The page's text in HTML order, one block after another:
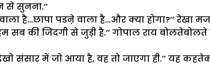
से सुनना.’’
है…छापा पडऩे वाला है…और क्या होगा?’’ रेखा
सब की जिंदगी से जुड़ी है.’’ गोपाल राय बोलतेबोलते
संसार में जो आया है, वह तो जाएगा ही.’’ यह